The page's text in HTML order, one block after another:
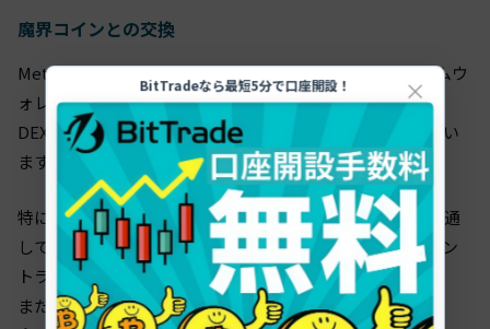
魔界コインとの交換
MetaMask（メタマスク）やPhantomWallet（ファントムウ
ォレット）などの主要なサービスでは、ウォレット内に
DEX（分散型取引所）と接続された交換機能が搭載されてい
ます。
特に魔界コインは故意に似せて作られた詐欺銘柄が多く流通
しているため、ティッカーコードやアイコンではなく、コン
トラクトアドレスから銘柄を探しましょう。
また、流動性の低い魔界コインを一度に大量に購入した場
×
BitTradeなら最短5分で口座開設！